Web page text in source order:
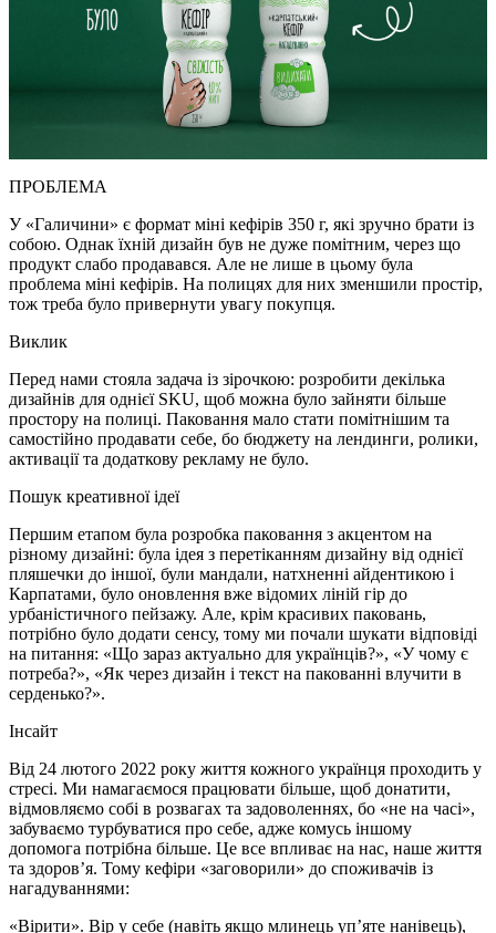
ПРОБЛЕМА
У «Галичини» є формат міні кефірів 350 г, які зручно брати із
собою. Однак їхній дизайн був не дуже помітним, через що
продукт слабо продавався. Але не лише в цьому була
проблема міні кефірів. На полицях для них зменшили простір,
тож треба було привернути увагу покупця.
Виклик
Перед нами стояла задача із зірочкою: розробити декілька
дизайнів для однієї SKU, щоб можна було зайняти більше
простору на полиці. Паковання мало стати помітнішим та
самостійно продавати себе, бо бюджету на лендинги, ролики,
активації та додаткову рекламу не було.
Пошук креативної ідеї
Першим етапом була розробка паковання з акцентом на
різному дизайні: була ідея з перетіканням дизайну від однієї
пляшечки до іншої, були мандали, натхненні айдентикою і
Карпатами, було оновлення вже відомих ліній гір до
урбаністичного пейзажу. Але, крім красивих паковань,
потрібно було додати сенсу, тому ми почали шукати відповіді
на питання: «Що зараз актуально для українців?», «У чому є
потреба?», «Як через дизайн і текст на пакованні влучити в
серденько?».
Інсайт
Від 24 лютого 2022 року життя кожного українця проходить у
стресі. Ми намагаємося працювати більше, щоб донатити,
відмовляємо собі в розвагах та задоволеннях, бо «не на часі»,
забуваємо турбуватися про себе, адже комусь іншому
допомога потрібна більше. Це все впливає на нас, наше життя
та здоровʼя. Тому кефіри «заговорили» до споживачів із
нагадуваннями:
«Вірити». Вір у себе (навіть якщо млинець уп’яте нанівець),